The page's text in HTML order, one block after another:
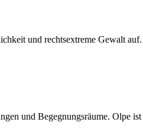
und rechtsextreme Gewalt
und Begegnungsräume. Olpe